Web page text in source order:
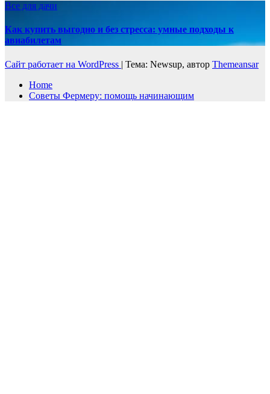
Все для дачи
Как купить выгодно и без стресса: умные подходы к
авиабилетам
Сайт работает на WordPress | Тема: Newsup, автор Themeansar
Home
Советы Фермеру: помощь начинающим